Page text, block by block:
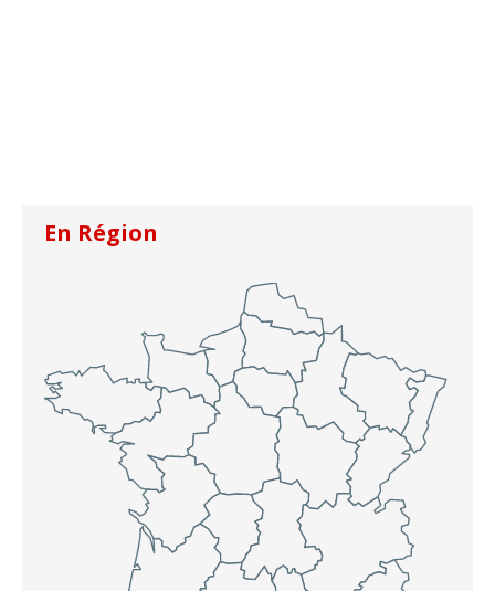
En Région